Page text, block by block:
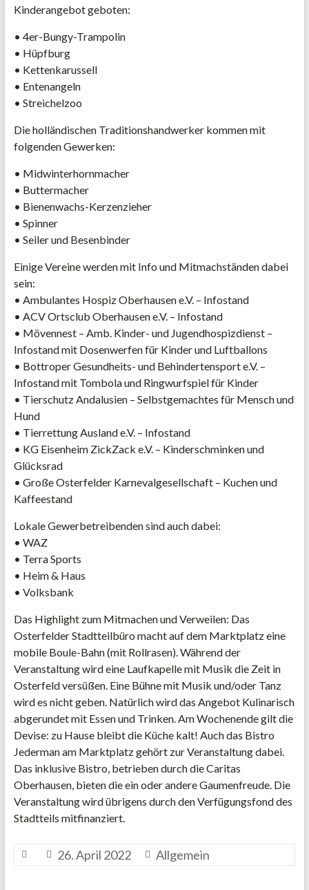
Kinderangebot geboten:
• 4er-Bungy-Trampolin
• Hüpfburg
• Kettenkarussell
• Entenangeln
• Streichelzoo
Die holländischen Traditionshandwerker kommen mit
folgenden Gewerken:
• Midwinterhornmacher
• Buttermacher
• Bienenwachs-Kerzenzieher
• Spinner
• Seiler und Besenbinder
Einige Vereine werden mit Info und Mitmachständen dabei
sein:
• Ambulantes Hospiz Oberhausen e.V. – Infostand
• ACV Ortsclub Oberhausen e.V. – Infostand
• Mövennest – Amb. Kinder- und Jugendhospizdienst –
Infostand mit Dosenwerfen für Kinder und Luftballons
• Bottroper Gesundheits- und Behindertensport e.V. –
Infostand mit Tombola und Ringwurfspiel für Kinder
• Tierschutz Andalusien – Selbstgemachtes für Mensch und
Hund
• Tierrettung Ausland e.V. – Infostand
• KG Eisenheim ZickZack e.V. – Kinderschminken und
Glücksrad
• Große Osterfelder Karnevalgesellschaft – Kuchen und
Kaffeestand
Lokale Gewerbetreibenden sind auch dabei:
• WAZ
• Terra Sports
• Heim & Haus
• Volksbank
Das Highlight zum Mitmachen und Verweilen: Das
Osterfelder Stadtteilbüro macht auf dem Marktplatz eine
mobile Boule-Bahn (mit Rollrasen). Während der
Veranstaltung wird eine Laufkapelle mit Musik die Zeit in
Osterfeld versüßen. Eine Bühne mit Musik und/oder Tanz
wird es nicht geben. Natürlich wird das Angebot Kulinarisch
abgerundet mit Essen und Trinken. Am Wochenende gilt die
Devise: zu Hause bleibt die Küche kalt! Auch das Bistro
Jederman am Marktplatz gehört zur Veranstaltung dabei.
Das inklusive Bistro, betrieben durch die Caritas
Oberhausen, bieten die ein oder andere Gaumenfreude. Die
Veranstaltung wird übrigens durch den Verfügungsfond des
Stadtteils mitfinanziert.
26. April 2022 Allgemein